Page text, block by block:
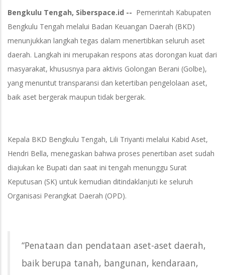
Bengkulu Tengah, Siberspace.id -- Pemerintah Kabupaten
Bengkulu Tengah melalui Badan Keuangan Daerah (BKD)
menunjukkan langkah tegas dalam menertibkan seluruh aset
daerah. Langkah ini merupakan respons atas dorongan kuat dari
masyarakat, khususnya para aktivis Golongan Berani (Golbe),
yang menuntut transparansi dan ketertiban pengelolaan aset,
baik aset bergerak maupun tidak bergerak.
Kepala BKD Bengkulu Tengah, Lili Triyanti melalui Kabid Aset,
Hendri Bella, menegaskan bahwa proses penertiban aset sudah
diajukan ke Bupati dan saat ini tengah menunggu Surat
Keputusan (SK) untuk kemudian ditindaklanjuti ke seluruh
Organisasi Perangkat Daerah (OPD).
“Penataan dan pendataan aset-aset daerah,
baik berupa tanah, bangunan, kendaraan,